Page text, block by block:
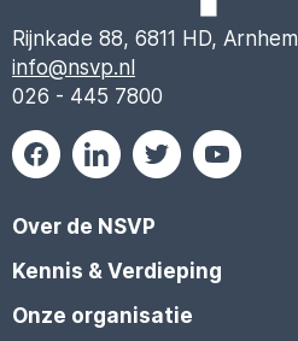
Rijnkade 88, 6811 HD, Arnhem
info@nsvp.nl
026 - 445 7800
Over de NSVP
Kennis & Verdieping
Onze organisatie